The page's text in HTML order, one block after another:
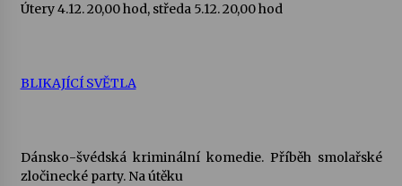
Útery 4.12. 20,00 hod, středa 5.12. 20,00 hod
BLIKAJÍCÍ SVĚTLA
Dánsko-švédská kriminální komedie. Příběh smolařské
zločinecké party. Na útěku